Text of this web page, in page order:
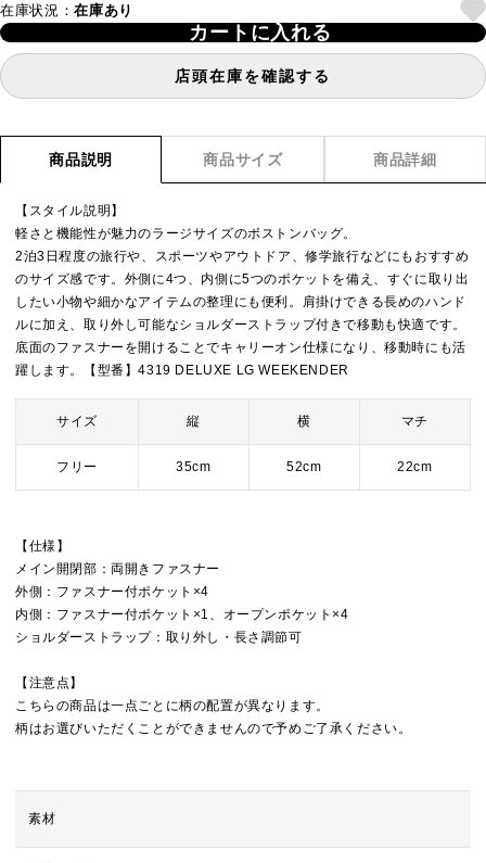
在庫状況：在庫あり
カートに入れる
店頭在庫を確認する
商品説明 商品サイズ 商品詳細
【スタイル説明】
軽さと機能性が魅力のラージサイズのボストンバッグ。
2泊3日程度の旅行や、スポーツやアウトドア、修学旅行などにもおすすめ
のサイズ感です。外側に4つ、内側に5つのポケットを備え、すぐに取り出
したい小物や細かなアイテムの整理にも便利。肩掛けできる長めのハンド
ルに加え、取り外し可能なショルダーストラップ付きで移動も快適です。
底面のファスナーを開けることでキャリーオン仕様になり、移動時にも活
躍します。【型番】4319 DELUXE LG WEEKENDER
サイズ 縦 横 マチ
フリー 35cm 52cm 22cm
【仕様】
メイン開閉部：両開きファスナー
外側：ファスナー付ポケット×4
内側：ファスナー付ポケット×1、オープンポケット×4
ショルダーストラップ：取り外し・長さ調節可
【注意点】
こちらの商品は一点ごとに柄の配置が異なります。
柄はお選びいただくことができませんので予めご了承ください。
素材